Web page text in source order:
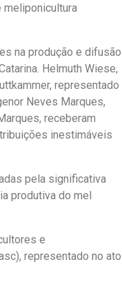
meliponicultura
na produção e difusão
Helmuth Wiese,
representado
Neves Marques,
receberam
inestimáveis
pela significativa
produtiva do mel
e
representado no ato